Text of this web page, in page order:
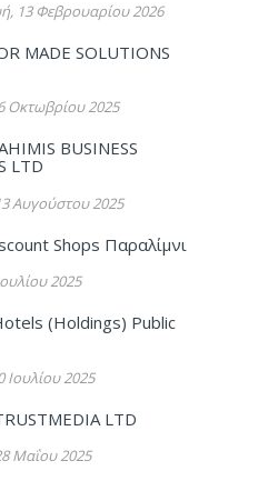
13 Φεβρουαρίου 2026
MADE SOLUTIONS
Οκτωβρίου 2025
BUSINESS
LTD
Αυγούστου 2025
Shops Παραλίμνι
2025
(Holdings) Public
Ιουλίου 2025
LTD
Μαΐου 2025